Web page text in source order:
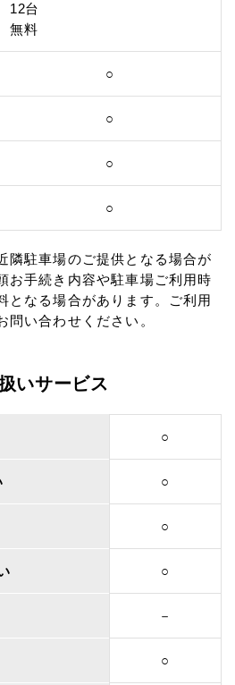
12台
無料
○
○
○
○
隣駐車場のご提供となる場合が
お手続き内容や駐車場ご利用時
となる場合があります。ご利用
問い合わせください。
いサービス
○
○
○
○
－
○